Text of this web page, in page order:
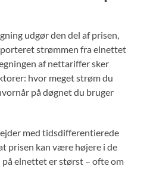
udgør den del af prisen,
strømmen fra elnettet
af nettariffer sker
hvor meget strøm du
på døgnet du bruger
med tidsdifferentierede
prisen kan være højere i de
elnettet er størst – ofte om